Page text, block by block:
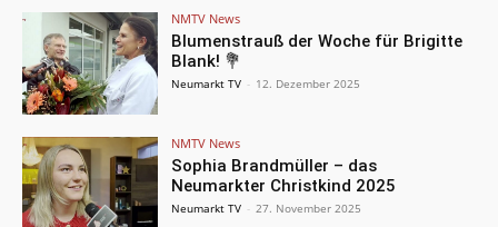
NMTV News
Blumenstrauß der Woche für Brigitte
Blank! 💐
Neumarkt TV - 12. Dezember 2025
NMTV News
Sophia Brandmüller – das
Neumarkter Christkind 2025
Neumarkt TV - 27. November 2025